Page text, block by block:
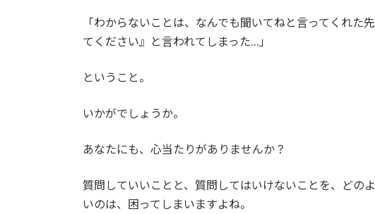
「わからないことは、なんでも聞いてねと言ってくれた
てください』と言われてしまった…」
ということ。
いかがでしょうか。
あなたにも、心当たりがありませんか？
質問していいことと、質問してはいけないことを、どの
いのは、困ってしまいますよね。